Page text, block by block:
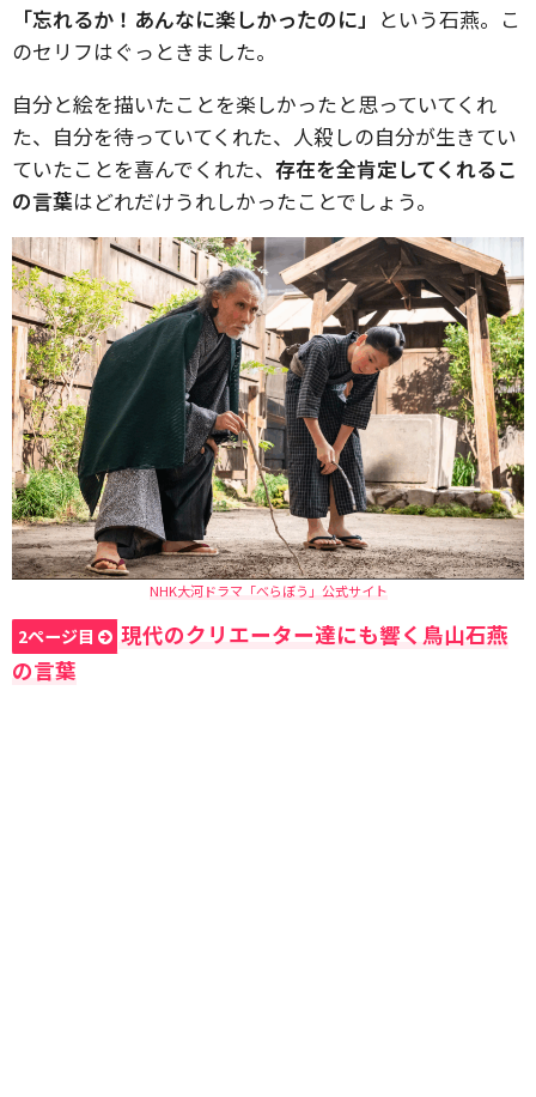
「忘れるか！あんなに楽しかったのに」 という石燕。こ
のセリフはぐっときました。
自分と絵を描いたことを楽しかったと思っていてくれ
た、自分を待っていてくれた、人殺しの自分が生きてい
ていたことを喜んでくれた、 存在を全肯定してくれるこ
の言葉はどれだけうれしかったことでしょう。
NHK大河ドラマ「べらぼう」公式サイト
2ページ目
現代のクリエーター達にも響く鳥山石燕
の言葉